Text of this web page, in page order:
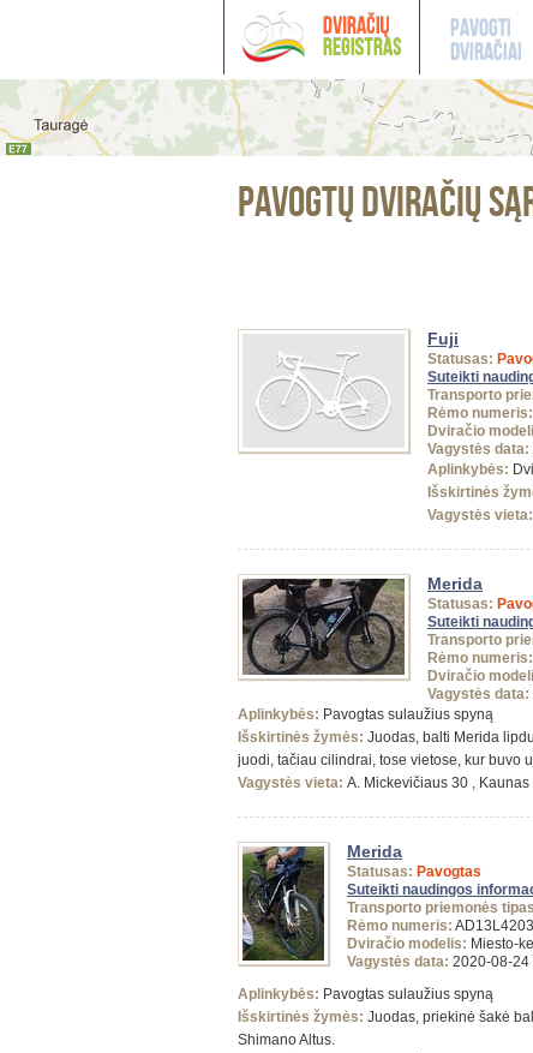
Pavogti
dviračiai
Pavogtų dviračių
Fuji
Statusas:
Suteikti
Transporto
Rėmo numeris:
Dviračio
Vagystės data:
Aplinkybės:
Išskirtinės
Vagystės vieta:
Merida
Statusas:
Suteikti
Transporto
Rėmo numeris:
Dviračio
Vagystės data:
Aplinkybės: Pavogtas sulaužius spyną
Išskirtinės žymės: Juodas, balti Merida
juodi, tačiau cilindrai, tose vietose, kur buvo
Vagystės vieta: A. Mickevičiaus 30 , Kaunas
Merida
Statusas: Pavogtas
Suteikti naudingos
Transporto priemonės
Rėmo numeris:
Dviračio modelis: Miesto-
Vagystės data: 2020-08-24
Aplinkybės: Pavogtas sulaužius spyną
Išskirtinės žymės: Juodas, priekinė šakė
Shimano Altus.